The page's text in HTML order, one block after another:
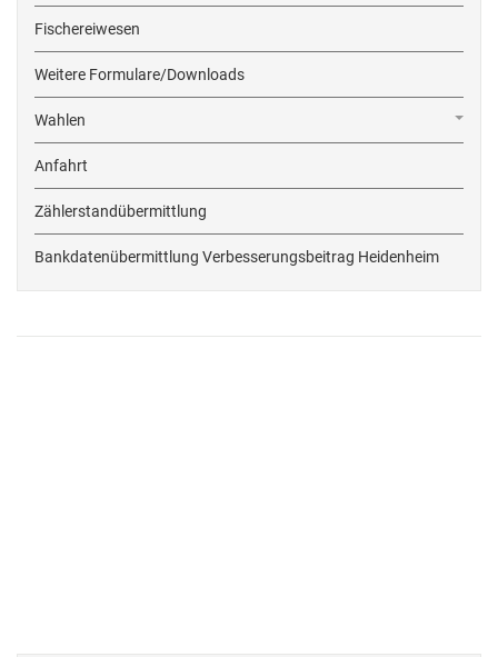
Fischereiwesen
Weitere Formulare/Downloads
Wahlen
Anfahrt
Zählerstandübermittlung
Bankdatenübermittlung Verbesserungsbeitrag Heidenheim